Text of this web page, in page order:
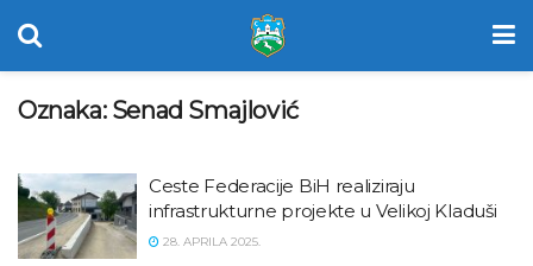
Oznaka: Senad Smajlović
Ceste Federacije BiH realiziraju
infrastrukturne projekte u Velikoj Kladuši
28. APRILA 2025.